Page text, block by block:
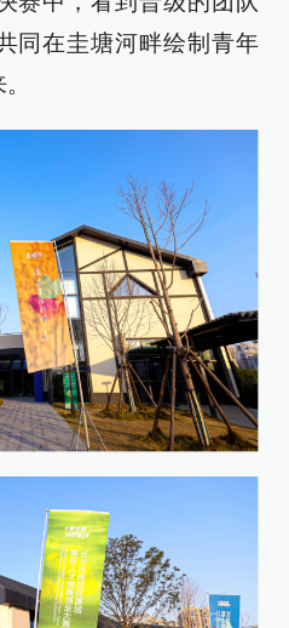
同在圭塘河畔绘制青年